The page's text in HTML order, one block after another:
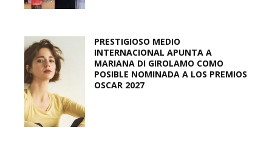
PRESTIGIOSO MEDIO
INTERNACIONAL APUNTA A
MARIANA DI GIROLAMO COMO
POSIBLE NOMINADA A LOS PREMIOS
OSCAR 2027